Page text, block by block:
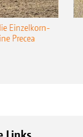
Einzelkorn-
Precea